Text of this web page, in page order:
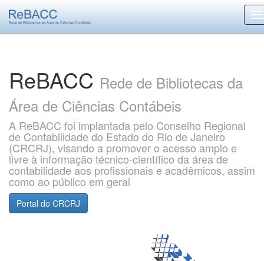
ReBACC Rede de Bibliotecas da
Área de Ciências Contábeis
A ReBACC foi implantada pelo Conselho Regional
de Contabilidade do Estado do Rio de Janeiro
(CRCRJ), visando a promover o acesso amplo e
livre à informação técnico-científico da área de
contabilidade aos profissionais e acadêmicos, assim
como ao público em geral
Portal do CRCRJ